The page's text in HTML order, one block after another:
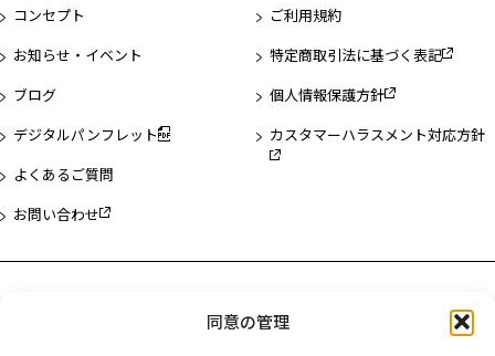
同意の管理
コンセプト
お知らせ・イベント
ブログ
デジタルパンフレット
よくあるご質問
お問い合わせ
ご利用規約
特定商取引法に基づく表記
個人情報保護方針
カスタマーハラスメント対応方針